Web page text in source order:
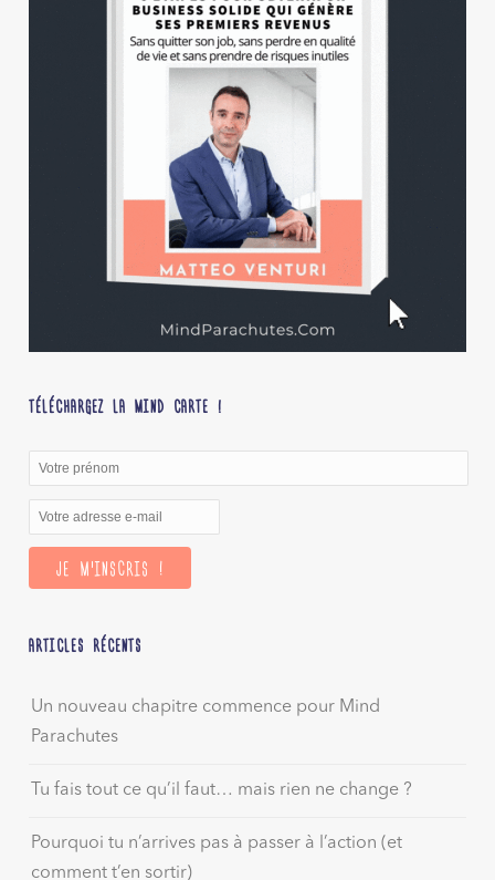
TÉLÉCHARGEZ LA MIND CARTE !
ARTICLES RÉCENTS
Un nouveau chapitre commence pour Mind
Parachutes
Tu fais tout ce qu’il faut… mais rien ne change ?
Pourquoi tu n’arrives pas à passer à l’action (et
comment t’en sortir)